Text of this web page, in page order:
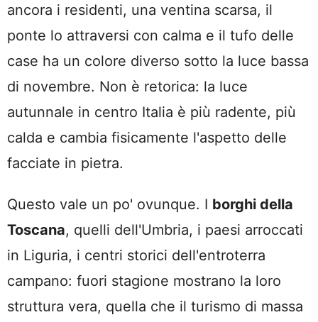
ancora i residenti, una ventina scarsa, il
ponte lo attraversi con calma e il tufo delle
case ha un colore diverso sotto la luce bassa
di novembre. Non è retorica: la luce
autunnale in centro Italia è più radente, più
calda e cambia fisicamente l'aspetto delle
facciate in pietra.
Questo vale un po' ovunque. I borghi della
Toscana, quelli dell'Umbria, i paesi arroccati
in Liguria, i centri storici dell'entroterra
campano: fuori stagione mostrano la loro
struttura vera, quella che il turismo di massa